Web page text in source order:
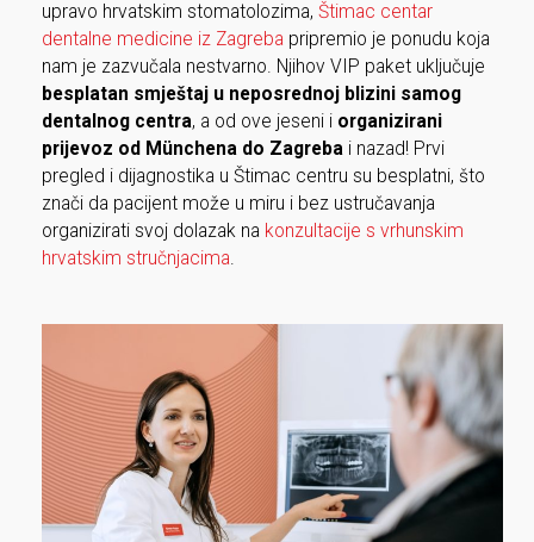
upravo hrvatskim stomatolozima, Štimac centar
dentalne medicine iz Zagrebapripremio je ponudu koja
nam je zazvučala nestvarno. Njihov VIP paket uključuje
besplatan smještaj u neposrednoj blizini samog
dentalnog centra, a od ove jeseni i organizirani
prijevoz od Münchena do Zagrebai nazad! Prvi
pregled i dijagnostika u Štimac centru su besplatni, što
znači da pacijent može u miru i bez ustručavanja
organizirati svoj dolazak na konzultacije s vrhunskim
hrvatskim stručnjacima.